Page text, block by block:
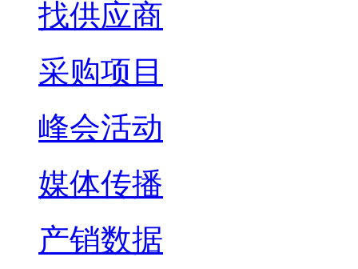
找供应商
采购项目
峰会活动
媒体传播
产销数据